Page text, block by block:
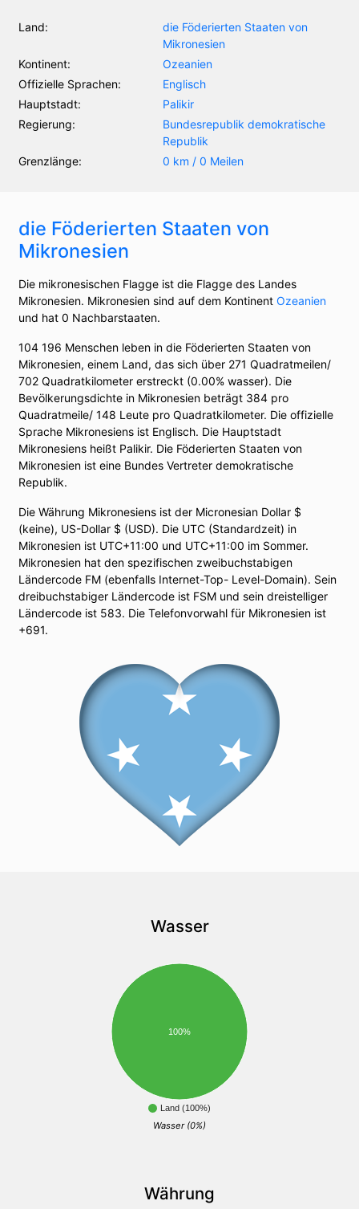
Land:
die Föderierten Staaten von
Mikronesien
Kontinent:
Ozeanien
Offizielle Sprachen:
Englisch
Hauptstadt:
Palikir
Regierung:
Bundesrepublik demokratische
Republik
Grenzlänge:
0 km / 0 Meilen
die Föderierten Staaten von
Mikronesien
Die mikronesischen Flagge ist die Flagge des Landes
Mikronesien. Mikronesien sind auf dem Kontinent Ozeanien
und hat 0 Nachbarstaaten.
104 196 Menschen leben in die Föderierten Staaten von
Mikronesien, einem Land, das sich über 271 Quadratmeilen/
702 Quadratkilometer erstreckt (0.00% wasser). Die
Bevölkerungsdichte in Mikronesien beträgt 384 pro
Quadratmeile/ 148 Leute pro Quadratkilometer. Die offizielle
Sprache Mikronesiens ist Englisch. Die Hauptstadt
Mikronesiens heißt Palikir. Die Föderierten Staaten von
Mikronesien ist eine Bundes Vertreter demokratische
Republik.
Die Währung Mikronesiens ist der Micronesian Dollar $
(keine), US-Dollar $ (USD). Die UTC (Standardzeit) in
Mikronesien ist UTC+11:00 und UTC+11:00 im Sommer.
Mikronesien hat den spezifischen zweibuchstabigen
Ländercode FM (ebenfalls Internet-Top- Level-Domain). Sein
dreibuchstabiger Ländercode ist FSM und sein dreistelliger
Ländercode ist 583. Die Telefonvorwahl für Mikronesien ist
+691.
Wasser
Land (100%)
100%
Wasser (0%)
Währung